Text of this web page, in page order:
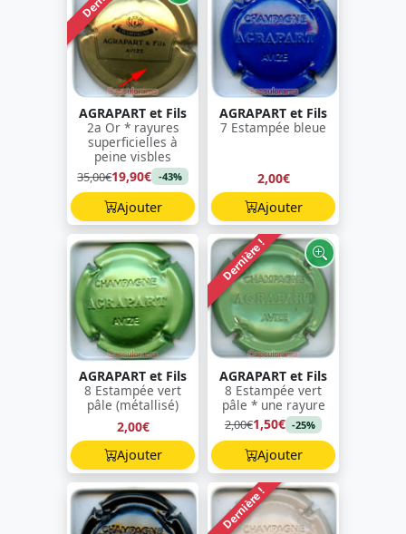
AGRAPART et Fils
2a Or * rayures
superficielles à
peine visbles
35,00€19,90€ -43%
Ajouter
AGRAPART et Fils
7 Estampée bleue
2,00€
Ajouter
AGRAPART et Fils
8 Estampée vert
pâle (métallisé)
2,00€
Ajouter
Dernière !
AGRAPART et Fils
8 Estampée vert
pâle * une rayure
2,00€1,50€ -25%
Ajouter
Dernière !